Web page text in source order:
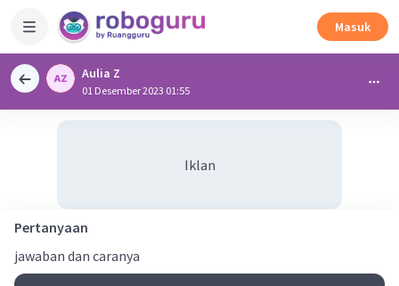
Masuk
Aulia Z
01 Desember 2023 01:55
Iklan
Pertanyaan
jawaban dan caranya